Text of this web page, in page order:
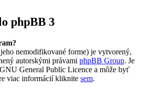
phpBB 3
nemodifikované forme) je vytvorený,
autorskými právami phpBB Group. Je
General Public Licence a môže byť
viac informácií kliknite sem.